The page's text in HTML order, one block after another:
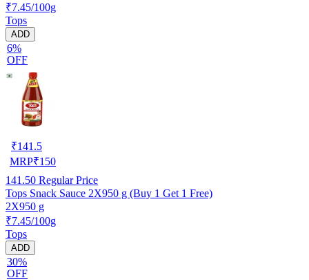
₹7.45/100g
Tops
ADD
6%
OFF
₹141.5
MRP₹150
141.50 Regular Price
Tops Snack Sauce 2X950 g (Buy 1 Get 1 Free)
2X950 g
₹7.45/100g
Tops
ADD
30%
OFF